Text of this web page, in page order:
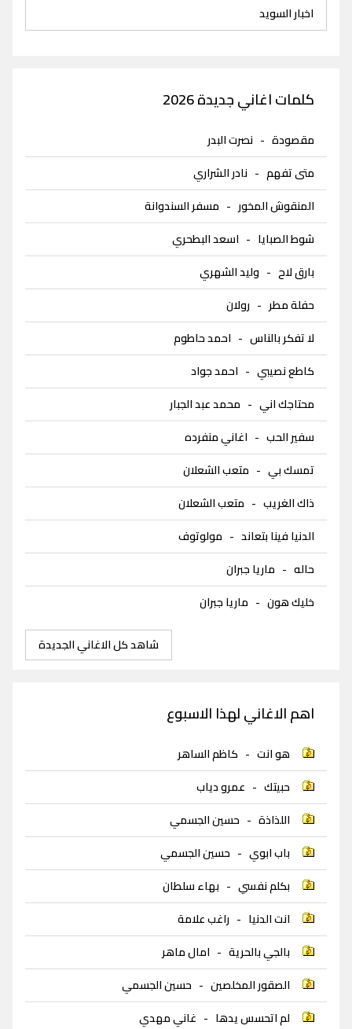
اخبار السويد
كلمات اغاني جديدة 2026
مقصودة - نصرت البدر
متى تفهم - نادر الشراري
المنقوش المخور - مسفر السندوانة
شوط الصبايا - اسعد البطحري
بارق لاح - وليد الشهري
حفلة مطر - رولان
لا تفكر بالناس - احمد حاطوم
كاطع نصيبي - احمد جواد
محتاجك اني - محمد عبد الجبار
سفير الحب - اغاني منفرده
تمسك بي - متعب الشعلان
ذاك الغريب - متعب الشعلان
الدنيا فينا بتعاند - مولوتوف
حاله - ماريا جبران
خليك هون - ماريا جبران
شاهد كل الاغاني الجديدة
اهم الاغاني لهذا الاسبوع
هو انت - كاظم الساهر
حبيتك - عمرو دياب
اللذاذة - حسين الجسمي
باب ابوي - حسين الجسمي
بكلم نفسي - بهاء سلطان
انت الدنيا - راغب علامة
بالجي بالحرية - امال ماهر
الصقور المخلصين - حسين الجسمي
لم اتحسس يدها - غاني مهدي